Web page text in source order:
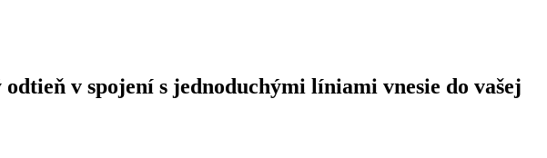
v spojení s jednoduchými líniami vnesie do vašej